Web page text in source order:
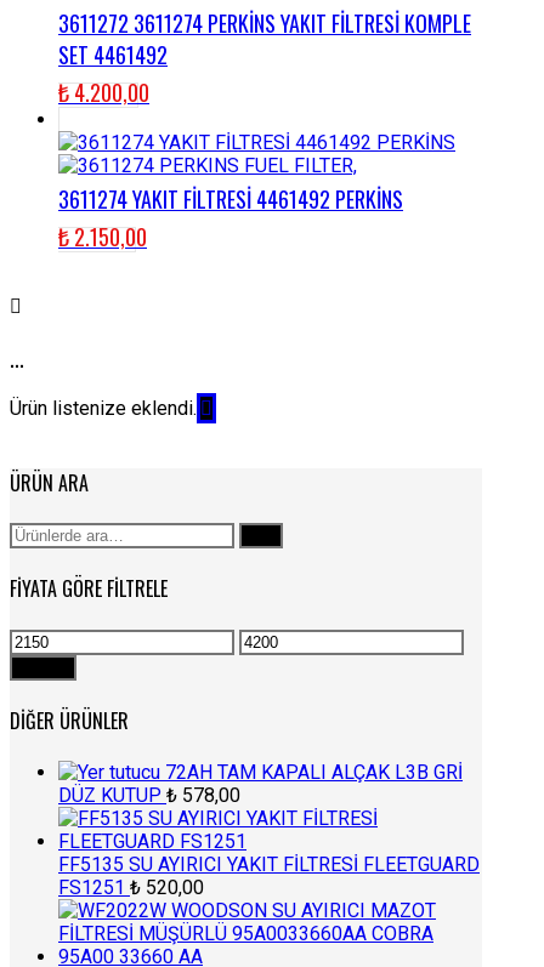
3611272 3611274 PERKİNS YAKIT FİLTRESİ KOMPLE
SET 4461492
₺4.200,00
3611274 YAKIT FİLTRESİ 4461492 PERKİNS
₺2.150,00
...
Ürün listenize eklendi.
ÜRÜN ARA
Ara:
FIYATA GÖRE FILTRELE
En
düşük
fiyat
En
yüksek
DIĞER ÜRÜNLER
72AH TAM KAPALI ALÇAK L3B GRİ
DÜZ KUTUP ₺ 578,00
FF5135 SU AYIRICI YAKIT FİLTRESİ FLEETGUARD
FS1251 ₺ 520,00